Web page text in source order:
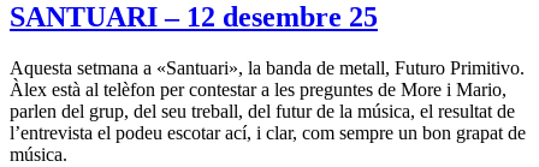
SANTUARI – 12 desembre 25
Aquesta setmana a «Santuari», la banda de metall, Futuro Primitivo.
Àlex està al telèfon per contestar a les preguntes de More i Mario,
parlen del grup, del seu treball, del futur de la música, el resultat de
l’entrevista el podeu escotar ací, i clar, com sempre un bon grapat de
música.